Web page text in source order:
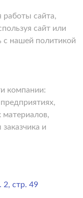
сайта,
сайт или
с нашей политикой
компании:
материалов,
и
2, стр. 49